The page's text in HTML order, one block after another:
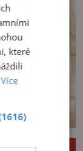
které
Více